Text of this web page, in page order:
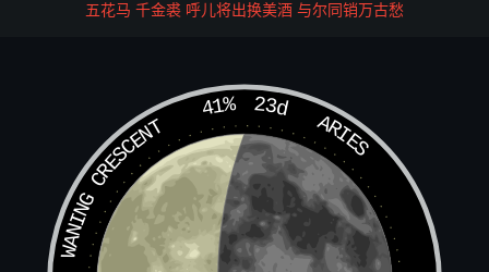
：此卦未堪移，守旧且待时
山坟：卜问山坟事最强，隆隆灵气暗中藏，
去水来山人未识，世代儿孙旺且昌
五花马 千金裘 呼儿将出换美酒 与尔同销万古愁
41% 23d
ARIES
WANING CRESCENT